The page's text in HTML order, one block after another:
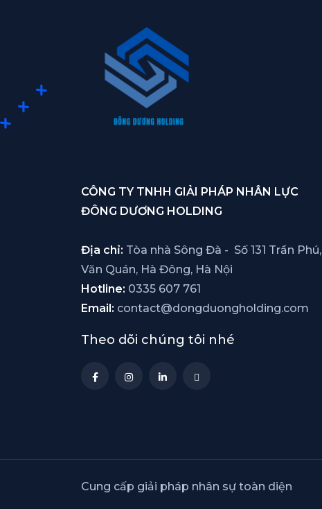
CÔNG TY TNHH GIẢI PHÁP NHÂN LỰC
ĐÔNG DƯƠNG HOLDING
Địa chỉ: Tòa nhà Sông Đà - Số 131 Trần Phú,
Văn Quán, Hà Đông, Hà Nội
Hotline: 0335 607 761
Email: contact@dongduongholding.com
Theo dõi chúng tôi nhé
Cung cấp giải pháp nhân sự toàn diện